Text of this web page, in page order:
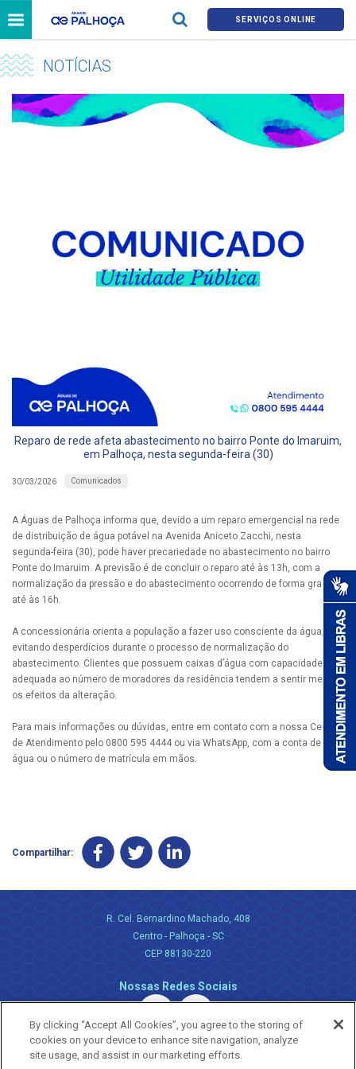
SERVIÇOS ONLINE
NOTÍCIAS
Reparo de rede afeta abastecimento no bairro Ponte do Imaruim,
em Palhoça, nesta segunda-feira (30)
30/03/2026 Comunicados
A Águas de Palhoça informa que, devido a um reparo emergencial na rede
de distribuição de água potável na Avenida Aniceto Zacchi, nesta
segunda-feira (30), pode haver precariedade no abastecimento no bairro
Ponte do Imaruim. A previsão é de concluir o reparo até às 13h, com a
normalização da pressão e do abastecimento ocorrendo de forma gradual
até às 16h.
A concessionária orienta a população a fazer uso consciente da água,
evitando desperdícios durante o processo de normalização do
abastecimento. Clientes que possuem caixas d’água com capacidade
adequada ao número de moradores da residência tendem a sentir menos
os efeitos da alteração.
Para mais informações ou dúvidas, entre em contato com a nossa Central
de Atendimento pelo 0800 595 4444 ou via WhatsApp, com a conta de
água ou o número de matrícula em mãos.
Compartilhar:
R. Cel. Bernardino Machado, 408
Centro - Palhoça - SC
CEP 88130-220
Nossas Redes Sociais
By clicking “Accept All Cookies”, you agree to the storing of
cookies on your device to enhance site navigation, analyze
site usage, and assist in our marketing efforts.